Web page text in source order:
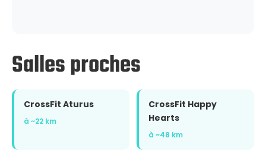
Salles proches
CrossFit Aturus
à ~22 km
CrossFit Happy
Hearts
à ~48 km